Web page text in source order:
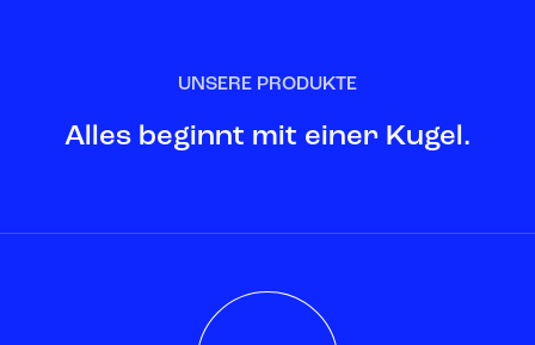
UNSERE PRODUKTE
Alles beginnt mit einer Kugel.